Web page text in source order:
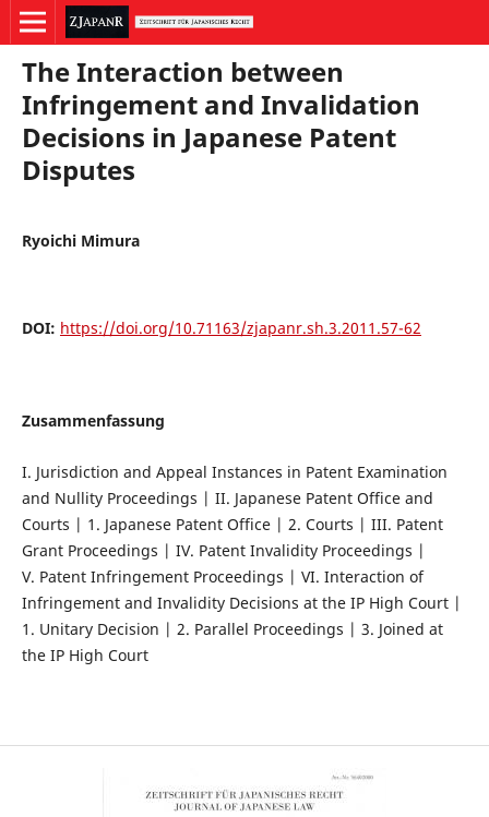
The Interaction between
Infringement and Invalidation
Decisions in Japanese Patent
Disputes
Ryoichi Mimura
DOI: https://doi.org/10.71163/zjapanr.sh.3.2011.57-62
Zusammenfassung
I. Jurisdiction and Appeal Instances in Patent Examination
and Nullity Proceedings | II. Japanese Patent Office and
Courts | 1. Japanese Patent Office | 2. Courts | III. Patent
Grant Proceedings | IV. Patent Invalidity Proceedings |
V. Patent Infringement Proceedings | VI. Interaction of
Infringement and Invalidity Decisions at the IP High Court |
1. Unitary Decision | 2. Parallel Proceedings | 3. Joined at
the IP High Court